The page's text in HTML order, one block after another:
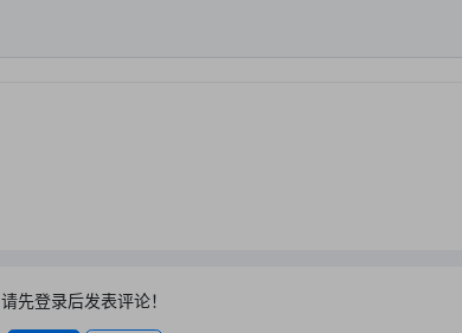
请先登录后发表评论！